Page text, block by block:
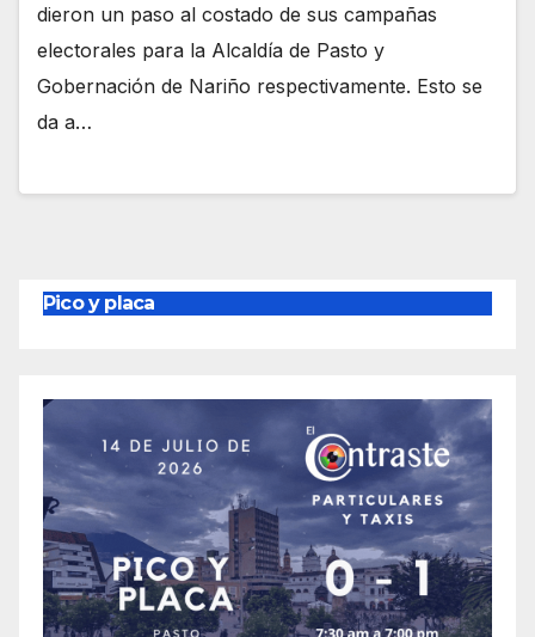
dieron un paso al costado de sus campañas
electorales para la Alcaldía de Pasto y
Gobernación de Nariño respectivamente. Esto se
da a…
Pico y placa